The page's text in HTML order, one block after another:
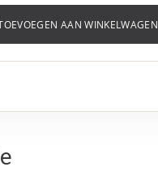
AAN WINKELWAGEN